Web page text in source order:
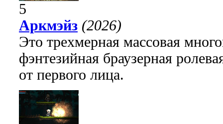
5
Аркмэйз (2026)
Это трехмерная массовая
фэнтезийная браузерная
от первого лица.